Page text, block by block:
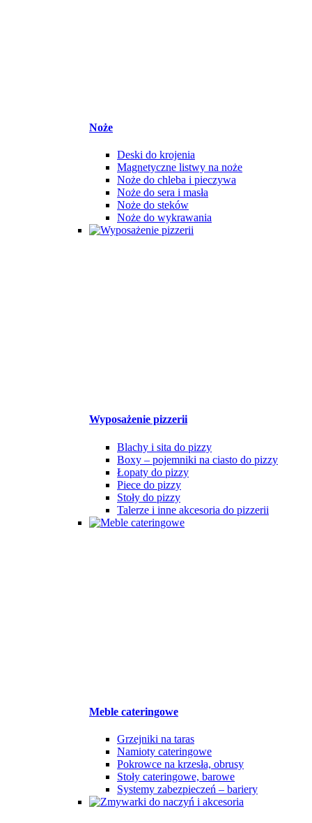
Noże
Deski do krojenia
Magnetyczne listwy na noże
Noże do chleba i pieczywa
Noże do sera i masła
Noże do steków
Noże do wykrawania
Wyposażenie pizzerii
Blachy i sita do pizzy
Boxy – pojemniki na ciasto do pizzy
Łopaty do pizzy
Piece do pizzy
Stoły do pizzy
Talerze i inne akcesoria do pizzerii
Meble cateringowe
Grzejniki na taras
Namioty cateringowe
Pokrowce na krzesła, obrusy
Stoły cateringowe, barowe
Systemy zabezpieczeń – bariery